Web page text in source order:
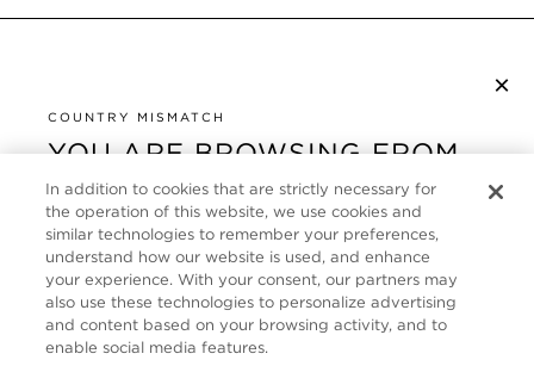
×
COUNTRY MISMATCH
YOU ARE BROWSING FROM
UNITED STATES
It looks like you are visiting us from United States,
but you are currently browsing our Deutschland
store. Would you like to be redirected to your local
site?
KUNDENSERVICE
ÜBER
FOLLOW US
In addition to cookies that are strictly necessary for
the operation of this website, we use cookies and
similar technologies to remember your preferences,
understand how our website is used, and enhance
your experience. With your consent, our partners may
also use these technologies to personalize advertising
and content based on your browsing activity, and to
enable social media features.